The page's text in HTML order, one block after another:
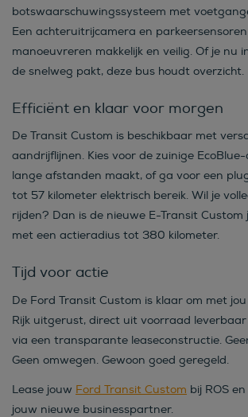
botswaarschuwingssysteem met
Een achteruitrijcamera en
manoeuvreren makkelijk en veilig. Of je nu
de snelweg pakt, deze bus houdt overzicht.
Efficiënt en klaar voor morgen
De Transit Custom is beschikbaar met
aandrijflijnen. Kies voor de zuinige
lange afstanden maakt, of ga voor een
tot 57 kilometer elektrisch bereik. Wil je
rijden? Dan is de nieuwe E-Transit Custom
met een actieradius tot 380 kilometer.
Tijd voor actie
De Ford Transit Custom is klaar om met
Rijk uitgerust, direct uit voorraad
via een transparante leaseconstructie.
Geen omwegen. Gewoon goed geregeld.
Lease jouw Ford Transit Custom bij ROS
jouw nieuwe businesspartner.